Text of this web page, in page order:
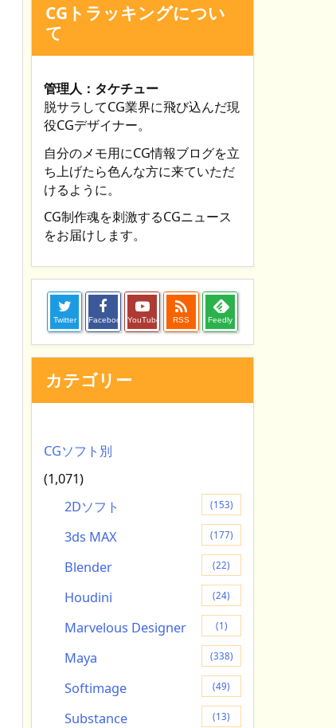
CGトラッキングについ
て
管理人：タケチュー
脱サラしてCG業界に飛び込んだ現
役CGデザイナー。
自分のメモ用にCG情報ブログを立
ち上げたら色んな方に来ていただ
けるように。
CG制作魂を刺激するCGニュース
をお届けします。
Twitter Facebook YouTube

RSS Feedly
カテゴリー
CGソフト別
(1,071)
2Dソフト
(153)
3ds MAX (177)
Blender (22)
Houdini (24)
Marvelous Designer (1)
Maya (338)
Softimage (49)
Substance (13)